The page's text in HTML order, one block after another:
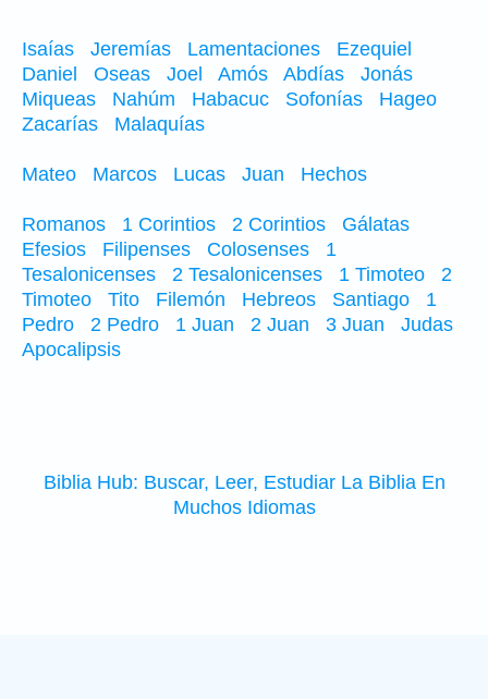
Isaías Jeremías Lamentaciones
Ezequiel
Daniel
Oseas Joel Amós Abdías
Jonás
Miqueas
Nahúm Habacuc Sofonías
Hageo
Zacarías
Malaquías
Mateo Marcos Lucas Juan Hechos
Romanos 1 Corintios 2 Corintios
Gálatas
Efesios
Filipenses Colosenses
1
Tesalonicenses
2 Tesalonicenses 1 Timoteo
2
Timoteo
Tito Filemón Hebreos Santiago
1
Pedro
2 Pedro 1 Juan 2 Juan 3 Juan
Judas
Apocalipsis
Biblia Hub: Buscar, Leer, Estudiar La Biblia En
Muchos Idiomas